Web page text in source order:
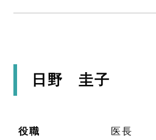
日野 圭子
役職 医長